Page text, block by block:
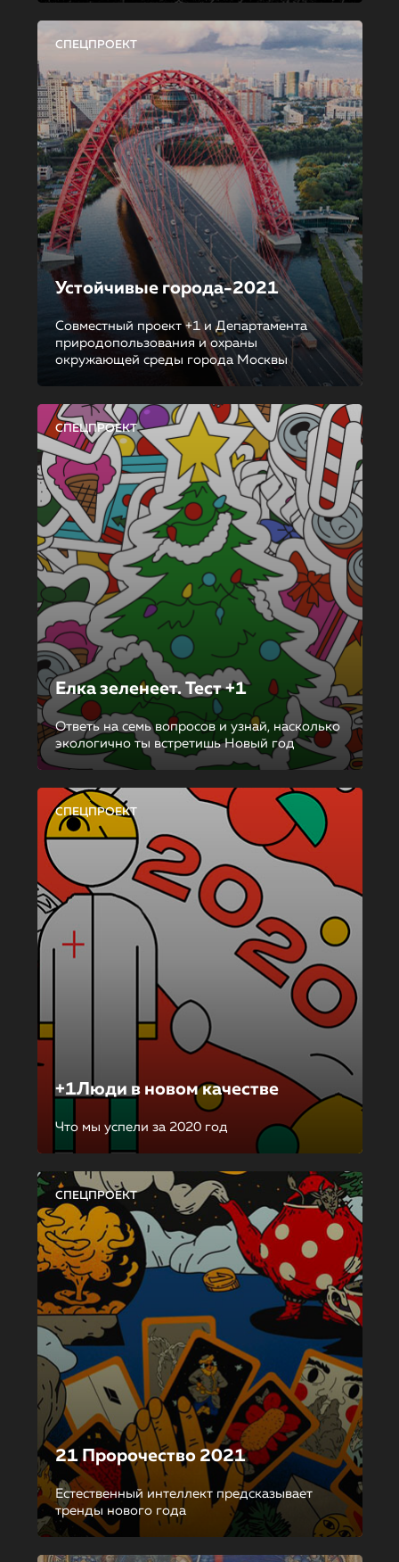
СПЕЦПРОЕКТ
Устойчивые города-2021
Совместный проект +1 и Департамента
природопользования и охраны
окружающей среды города Москвы
СПЕЦПРОЕКТ
Елка зеленеет. Тест +1
Ответь на семь вопросов и узнай, насколько
экологично ты встретишь Новый год
СПЕЦПРОЕКТ
+1Люди в новом качестве
Что мы успели за 2020 год
СПЕЦПРОЕКТ
21 Пророчество 2021
Естественный интеллект предсказывает
тренды нового года